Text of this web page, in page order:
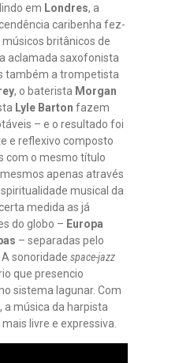
em Londres, a
caribenha fez-
britânicos de
aclamada saxofonista
também a trompetista
, o baterista Morgan
Lyle Barton fazem
– e o resultado foi
e reflexivo composto
com o mesmo título
apenas através
musical da
medida as já
do globo – Europa
– separadas pelo
. A sonoridade space-jazz
que presencio
sistema lagunar. Com
a música da harpista
livre e expressiva.